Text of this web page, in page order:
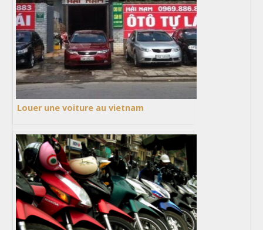
Louer une voiture au vietnam